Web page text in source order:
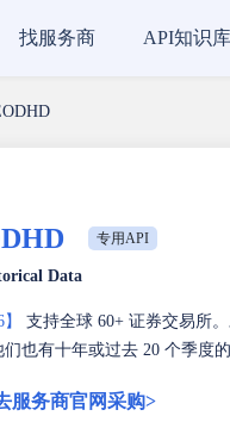
找服务商 API知识库
专用API
Data
支持全球 60+ 证券交易所
也有十年或过去 20 个季度
服务商官网采购>